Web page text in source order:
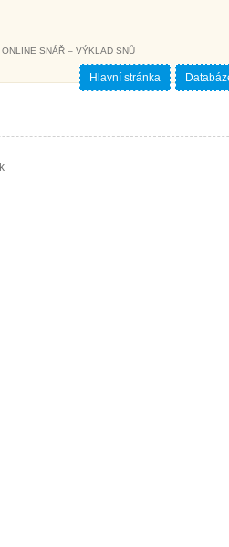
ONLINE SNÁŘ – VÝKLAD SNŮ
Hlavní stránka